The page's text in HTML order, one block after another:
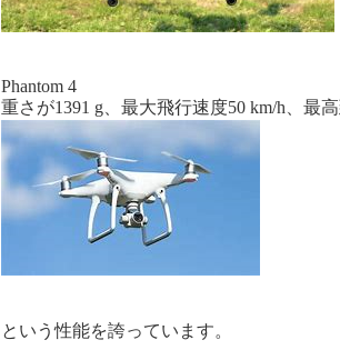
Phantom 4
重さが1391 g、最大飛行速度50 km/h、最
という性能を誇っています。